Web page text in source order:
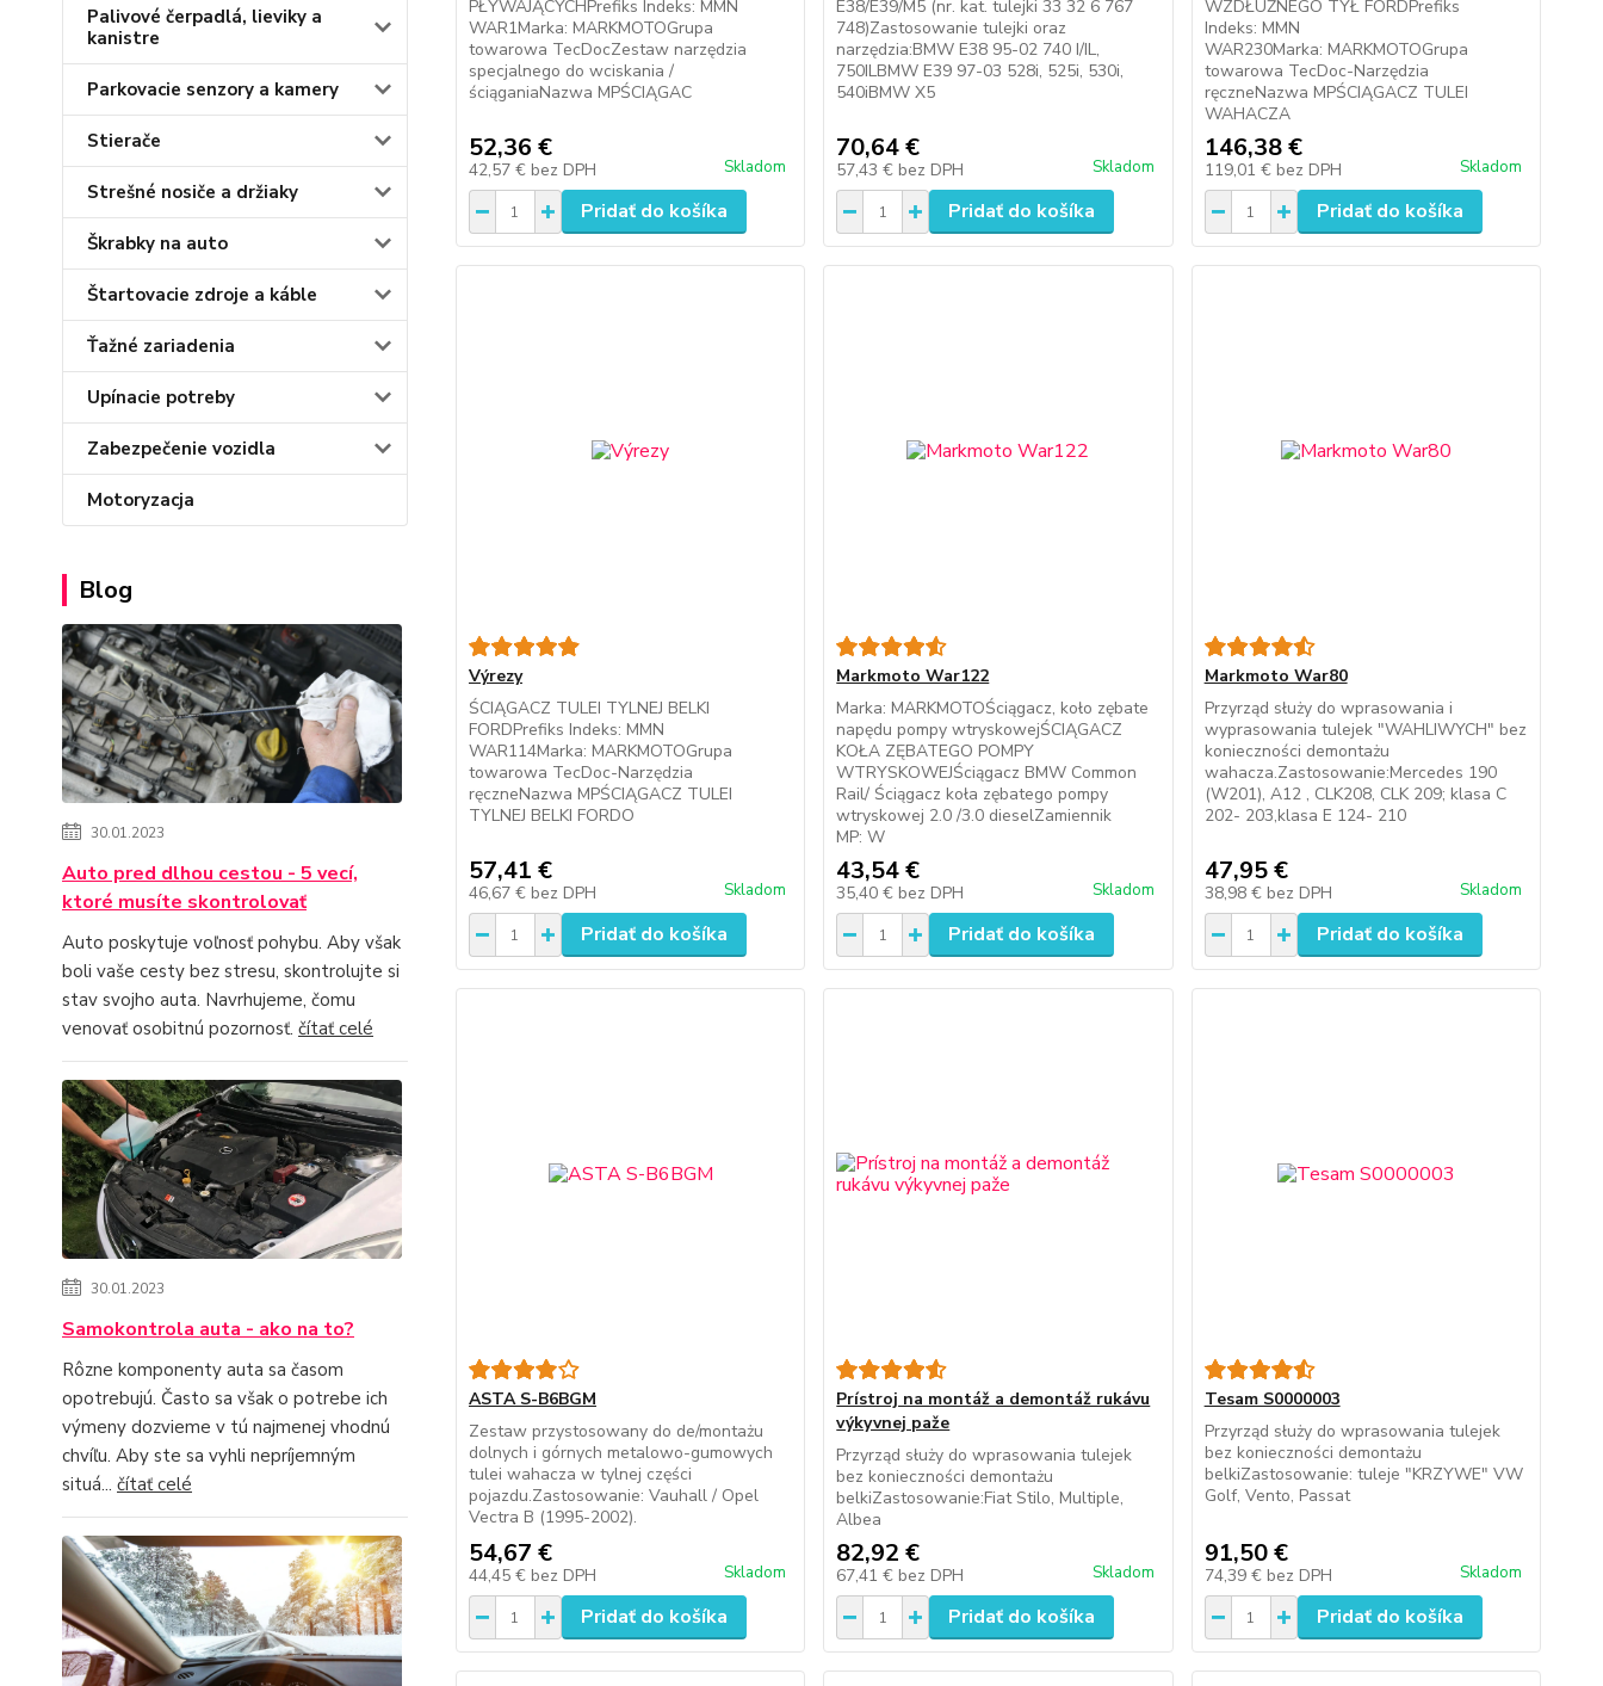
Palivové čerpadlá, lieviky a
kanistre
Parkovacie senzory a kamery
Stierače
Strešné nosiče a držiaky
Škrabky na auto
Štartovacie zdroje a káble
Ťažné zariadenia
Upínacie potreby
Zabezpečenie vozidla
Motoryzacja
Blog
30.01.2023
Auto pred dlhou cestou - 5 vecí,
ktoré musíte skontrolovať
Auto poskytuje voľnosť pohybu. Aby však
boli vaše cesty bez stresu, skontrolujte si
stav svojho auta. Navrhujeme, čomu
venovať osobitnú pozornosť. čítať celé
30.01.2023
Samokontrola auta - ako na to?
Rôzne komponenty auta sa časom
opotrebujú. Často sa však o potrebe ich
výmeny dozvieme v tú najmenej vhodnú
chvíľu. Aby ste sa vyhli nepríjemným
situá... čítať celé
PŁYWAJĄCYCHPrefiks Indeks: MMN
WAR1Marka: MARKMOTOGrupa
towarowa TecDocZestaw narzędzia
specjalnego do wciskania /
ściąganiaNazwa MPŚCIĄGAC
52,36 €
42,57 € bez DPH Skladom
Pridať do košíka
E38/E39/M5 (nr. kat. tulejki 33 32 6 767
748)Zastosowanie tulejki oraz
narzędzia:BMW E38 95-02 740 I/IL,
750ILBMW E39 97-03 528i, 525i, 530i,
540iBMW X5
70,64 €
57,43 € bez DPH Skladom
Pridať do košíka
WZDŁUŻNEGO TYŁ FORDPrefiks
Indeks: MMN
WAR230Marka: MARKMOTOGrupa
towarowa TecDoc-Narzędzia
ręczneNazwa MPŚCIĄGACZ TULEI
WAHACZA
146,38 €
119,01 € bez DPH Skladom
Pridať do košíka
Výrezy
ŚCIĄGACZ TULEI TYLNEJ BELKI
FORDPrefiks Indeks: MMN
WAR114Marka: MARKMOTOGrupa
towarowa TecDoc-Narzędzia
ręczneNazwa MPŚCIĄGACZ TULEI
TYLNEJ BELKI FORDO
57,41 €
46,67 € bez DPH Skladom
Pridať do košíka
Markmoto War122
Marka: MARKMOTOŚciągacz, koło zębate
napędu pompy wtryskowejŚCIĄGACZ
KOŁA ZĘBATEGO POMPY
WTRYSKOWEJŚciągacz BMW Common
Rail/ Ściągacz koła zębatego pompy
wtryskowej 2.0 /3.0 dieselZamiennik
MP: W
43,54 €
35,40 € bez DPH Skladom
Pridať do košíka
Markmoto War80
Przyrząd służy do wprasowania i
wyprasowania tulejek "WAHLIWYCH" bez
konieczności demontażu
wahacza.Zastosowanie:Mercedes 190
(W201), A12 , CLK208, CLK 209; klasa C
202- 203,klasa E 124- 210
47,95 €
38,98 € bez DPH Skladom
Pridať do košíka
ASTA S-B6BGM
Zestaw przystosowany do de/montażu
dolnych i górnych metalowo-gumowych
tulei wahacza w tylnej części
pojazdu.Zastosowanie: Vauhall / Opel
Vectra B (1995-2002).
54,67 €
44,45 € bez DPH Skladom
Pridať do košíka
Prístroj na montáž a demontáž rukávu
výkyvnej paže
Przyrząd służy do wprasowania tulejek
bez konieczności demontażu
belkiZastosowanie:Fiat Stilo, Multiple,
Albea
82,92 €
67,41 € bez DPH Skladom
Pridať do košíka
Tesam S0000003
Przyrząd służy do wprasowania tulejek
bez konieczności demontażu
belkiZastosowanie: tuleje "KRZYWE" VW
Golf, Vento, Passat
91,50 €
74,39 € bez DPH Skladom
Pridať do košíka